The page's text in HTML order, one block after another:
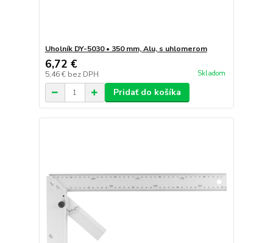
Uholník DY-5030 • 350 mm, Alu, s uhlomerom
6,72 €
5,46 € bez DPH Skladom
Pridať do košíka